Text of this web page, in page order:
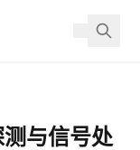
与信号处